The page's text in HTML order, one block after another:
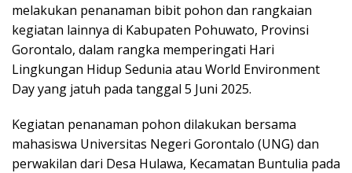
melakukan penanaman bibit pohon dan rangkaian
kegiatan lainnya di Kabupaten Pohuwato, Provinsi
Gorontalo, dalam rangka memperingati Hari
Lingkungan Hidup Sedunia atau World Environment
Day yang jatuh pada tanggal 5 Juni 2025.
Kegiatan penanaman pohon dilakukan bersama
mahasiswa Universitas Negeri Gorontalo (UNG) dan
perwakilan dari Desa Hulawa, Kecamatan Buntulia pada